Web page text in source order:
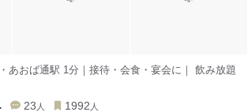
あおば通駅 1分｜接待・会食・宴会に｜ 飲み放題
23 人 1992 人